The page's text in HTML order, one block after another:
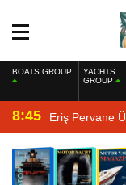
BOATS GROUP
YACHTS
GROUP
8:45 Eriş Pervane